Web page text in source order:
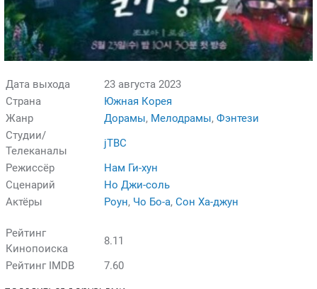
Дата выхода
23 августа 2023
Страна
Южная Корея
Жанр
Дорамы, Мелодрамы, Фэнтези
Студии/
Телеканалы
jTBC
Режиссёр
Нам Ги-хун
Сценарий
Но Джи-соль
Актёры
Роун, Чо Бо-а, Сон Ха-джун
Рейтинг
Кинопоиска
8.11
Рейтинг IMDB
7.60